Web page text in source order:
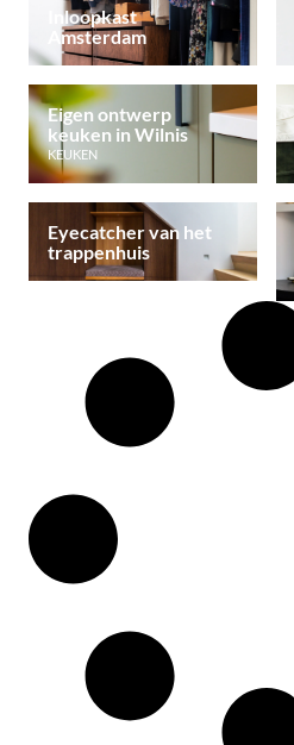
Inloopkast
Amsterdam
Eigen ontwerp
keuken in Wilnis
KEUKEN
Eyecatcher van het
trappenhuis